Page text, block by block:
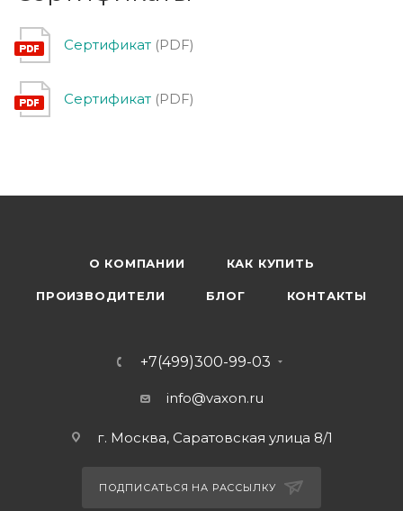
Сертификат (PDF)
Сертификат (PDF)
О КОМПАНИИ КАК КУПИТЬ
ПРОИЗВОДИТЕЛИ БЛОГ КОНТАКТЫ
+7(499)300-99-03
info@vaxon.ru
г. Москва, Саратовская улица 8/1
ПОДПИСАТЬСЯ НА РАССЫЛКУ